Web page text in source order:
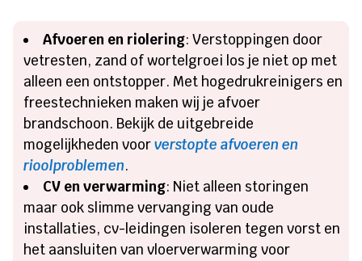
Afvoeren en riolering: Verstoppingen door
vetresten, zand of wortelgroei los je niet op met
alleen een ontstopper. Met hogedrukreinigers en
freestechnieken maken wij je afvoer
brandschoon. Bekijk de uitgebreide
mogelijkheden voorverstopte afvoeren en
rioolproblemen.
CV en verwarming: Niet alleen storingen
maar ook slimme vervanging van oude
installaties, cv-leidingen isoleren tegen vorst en
het aansluiten van vloerverwarming voor